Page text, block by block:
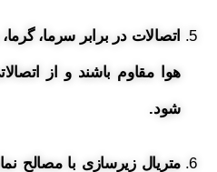
اتصالات در برابر سرما،
هوا مقاوم باشند و از
شود.
متریال زیرسازی با مصالح